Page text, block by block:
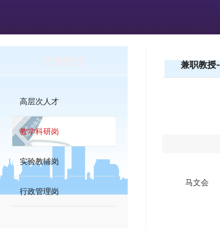
师资队伍
高层次人才
教学科研岗
实验教辅岗
行政管理岗
兼职教授
马文会